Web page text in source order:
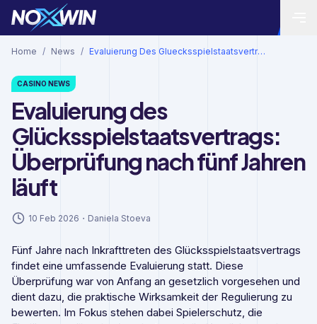
Home / News / Evaluierung Des Gluecksspielstaatsvertrags Ueberpruefung Nach Fuenf Jahren Laeuft
CASINO NEWS
Evaluierung des
Glücksspielstaatsvertrags:
Überprüfung nach fünf Jahren
läuft
10 Feb 2026 ・ Daniela Stoeva
Fünf Jahre nach Inkrafttreten des Glücksspielstaatsvertrags
findet eine umfassende Evaluierung statt. Diese
Überprüfung war von Anfang an gesetzlich vorgesehen und
dient dazu, die praktische Wirksamkeit der Regulierung zu
bewerten. Im Fokus stehen dabei Spielerschutz, die